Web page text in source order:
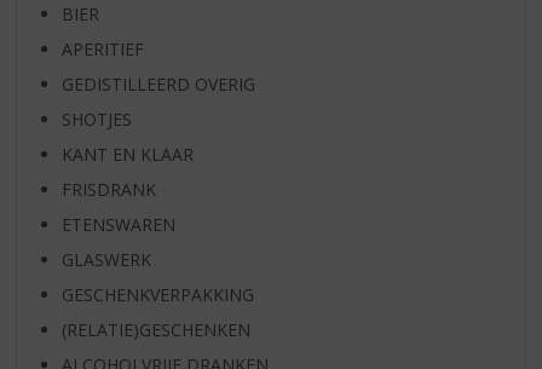
BIER
APERITIEF
GEDISTILLEERD OVERIG
SHOTJES
KANT EN KLAAR
FRISDRANK
ETENSWAREN
GLASWERK
GESCHENKVERPAKKING
(RELATIE)GESCHENKEN